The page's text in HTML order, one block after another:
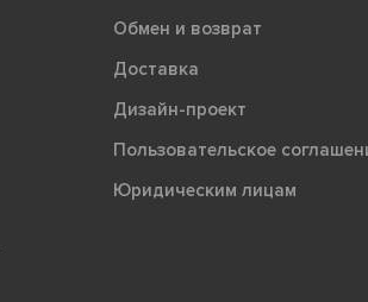
Обмен и возврат
Доставка
Дизайн-проект
Пользовательское
Юридическим лицам